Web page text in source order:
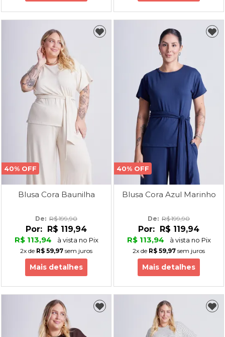
40% OFF
Blusa Cora Baunilha
De: R$ 199,90
Por:
R$ 119,94
R$ 113,94
à vista no Pix
2x de R$ 59,97 sem juros
Mais detalhes
40% OFF
Blusa Cora Azul Marinho
De: R$ 199,90
Por:
R$ 119,94
R$ 113,94
à vista no Pix
2x de R$ 59,97 sem juros
Mais detalhes